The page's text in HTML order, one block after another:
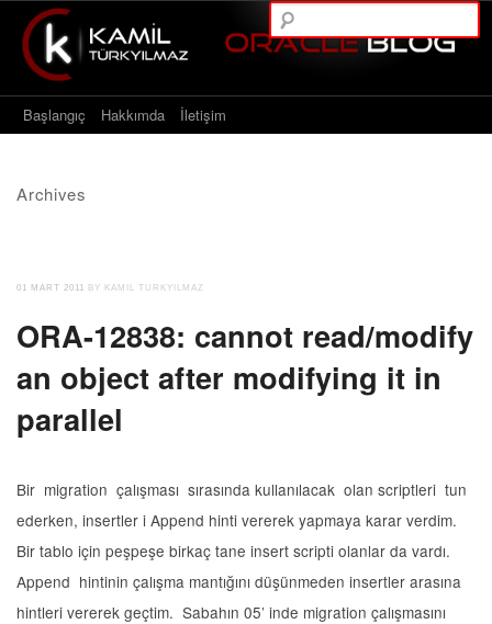
Main menu
Skip to content
Başlangıç Hakkımda İletişim
Archives
01 MART 2011 BY KAMIL TURKYILMAZ
ORA-12838: cannot read/modify
an object after modifying it in
parallel
Bir migration çalışması sırasında kullanılacak olan scriptleri tun
ederken, insertler i Append hinti vererek yapmaya karar verdim.
Bir tablo için peşpeşe birkaç tane insert scripti olanlar da vardı.
Append hintinin çalışma mantığını düşünmeden insertler arasına
hintleri vererek geçtim. Sabahın 05’ inde migration çalışmasını